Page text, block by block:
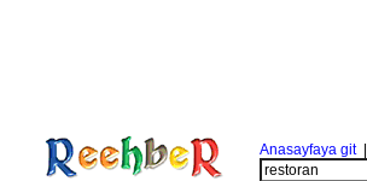
Anasayfaya git|